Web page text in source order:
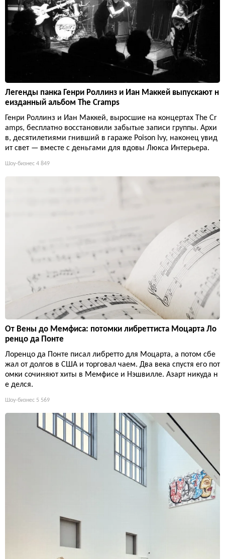
Легенды панка Генри Роллинз и Иан Маккей выпускают н
еизданный альбом The Cramps
Генри Роллинз и Иан Маккей, выросшие на концертах The Cr
amps, бесплатно восстановили забытые записи группы. Архи
в, десятилетиями гнивший в гараже Poison Ivy, наконец увид
ит свет — вместе с деньгами для вдовы Люкса Интерьера.
Шоу-бизнес 4 849
От Вены до Мемфиса: потомки либреттиста Моцарта Ло
ренцо да Понте
Лоренцо да Понте писал либретто для Моцарта, а потом сбе
жал от долгов в США и торговал чаем. Два века спустя его пот
омки сочиняют хиты в Мемфисе и Нэшвилле. Азарт никуда н
е делся.
Шоу-бизнес 5 569